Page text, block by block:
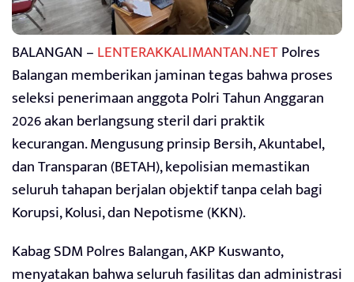
BALANGAN –LENTERAKKALIMANTAN.NETPolres
Balangan memberikan jaminan tegas bahwa proses
seleksi penerimaan anggota Polri Tahun Anggaran
2026 akan berlangsung steril dari praktik
kecurangan. Mengusung prinsip Bersih, Akuntabel,
dan Transparan (BETAH), kepolisian memastikan
seluruh tahapan berjalan objektif tanpa celah bagi
Korupsi, Kolusi, dan Nepotisme (KKN).
Kabag SDM Polres Balangan, AKP Kuswanto,
menyatakan bahwa seluruh fasilitas dan administrasi